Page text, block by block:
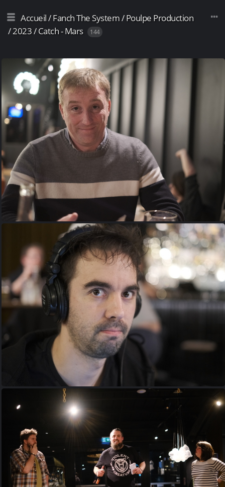
Accueil/Fanch The System/Poulpe Production
/2023/Catch - Mars 144